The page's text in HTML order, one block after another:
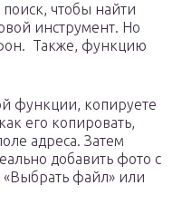
чтобы найти
инструмент. Но
Также, функцию
функции, копируете
его копировать,
адреса. Затем
добавить фото с
файл» или